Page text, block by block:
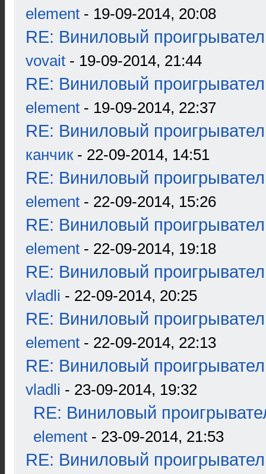
element - 19-09-2014, 20:08
RE: Виниловый
vovait - 19-09-2014, 21:44
RE: Виниловый
element - 19-09-2014, 22:37
RE: Виниловый
канчик- 22-09-2014, 14:51
RE: Виниловый
element - 22-09-2014, 15:26
RE: Виниловый
element - 22-09-2014, 19:18
RE: Виниловый
vladli - 22-09-2014, 20:25
RE: Виниловый
element - 22-09-2014, 22:13
RE: Виниловый
vladli - 23-09-2014, 19:32
RE: Виниловый
element - 23-09-2014, 21:53
RE: Виниловый